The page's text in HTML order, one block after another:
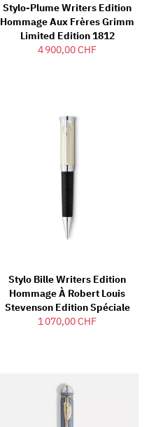
Stylo-Plume Writers Edition
Hommage Aux Frères Grimm
Limited Edition 1812
4 900,00 CHF
Stylo Bille Writers Edition
Hommage À Robert Louis
Stevenson Edition Spéciale
1 070,00 CHF